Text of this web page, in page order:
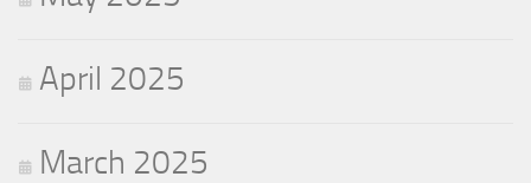
April 2025
March 2025